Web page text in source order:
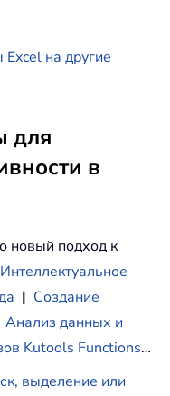
на другие
для
в
новый подход к
Интеллектуальное
| Создание
Анализ данных и
Kutools Functions…
выделение или